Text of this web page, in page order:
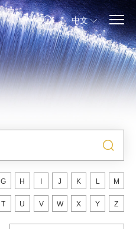
中文
G H J K L M
T U V W X Y Z